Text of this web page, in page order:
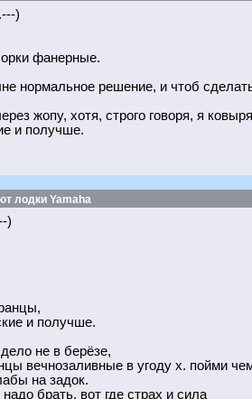
)
фанерные.
нормальное решение, и чтоб
жопу, хотя, строго говоря, я
и получше.
лодки Yamaha
)
и получше.
не в берёзе,
вечнозаливные в угоду х. пойми
на задок.
брать, вот где страх и сила